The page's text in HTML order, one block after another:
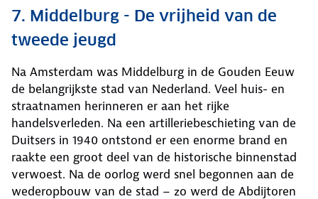
7. Middelburg - De vrijheid van de
tweede jeugd
Na Amsterdam was Middelburg in de Gouden Eeuw
de belangrijkste stad van Nederland. Veel huis- en
straatnamen herinneren er aan het rijke
handelsverleden. Na een artilleriebeschieting van de
Duitsers in 1940 ontstond er een enorme brand en
raakte een groot deel van de historische binnenstad
verwoest. Na de oorlog werd snel begonnen aan de
wederopbouw van de stad – zo werd de Abdijtoren